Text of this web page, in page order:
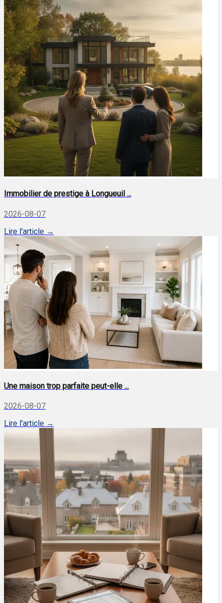
Immobilier de prestige à Longueuil ...
2026-08-07
Lire l'article →
Une maison trop parfaite peut-elle ...
2026-08-07
Lire l'article →